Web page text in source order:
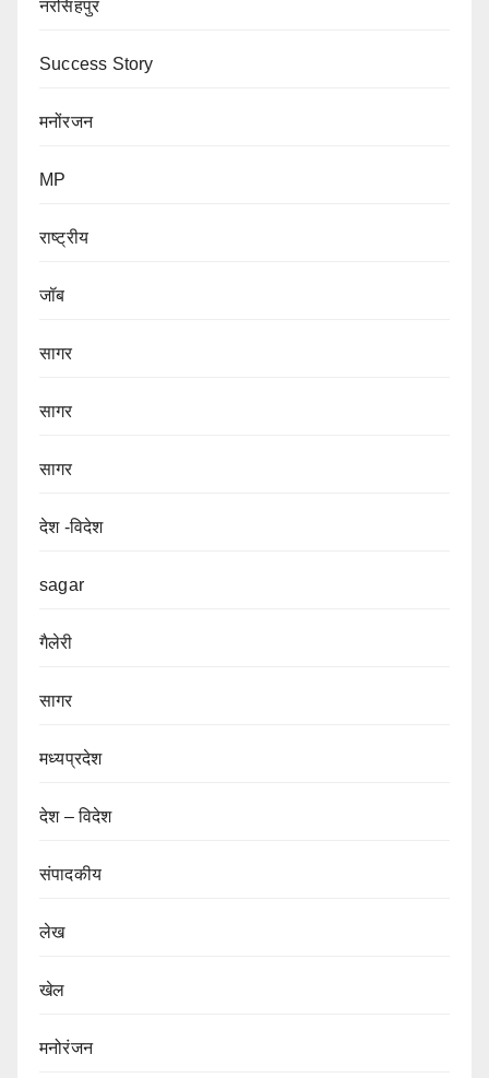
नरसिंहपुर
Success Story
मनोंरजन
MP
राष्ट्रीय
जॉब
सागर
सागर
सागर
देश -विदेश
sagar
गैलेरी
सागर
मध्यप्रदेश
देश – विदेश
संपादकीय
लेख
खेल
मनोरंजन